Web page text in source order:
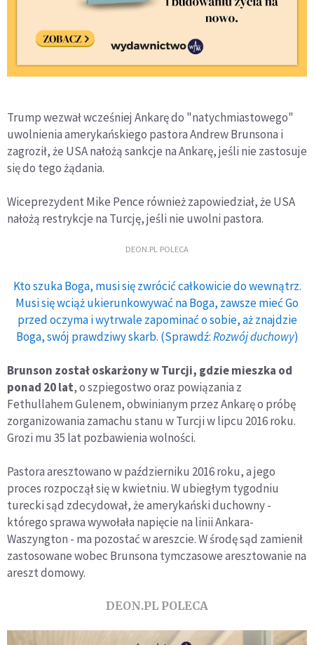
Trump wezwał wcześniej Ankarę do "natychmiastowego"
uwolnienia amerykańskiego pastora Andrew Brunsona i
zagroził, że USA nałożą sankcje na Ankarę, jeśli nie zastosuje
się do tego żądania.
Wiceprezydent Mike Pence również zapowiedział, że USA
nałożą restrykcje na Turcję, jeśli nie uwolni pastora.
DEON.PL POLECA
Kto szuka Boga, musi się zwrócić całkowicie do wewnątrz.
Musi się wciąż ukierunkowywać na Boga, zawsze mieć Go
przed oczyma i wytrwale zapominać o sobie, aż znajdzie
Boga, swój prawdziwy skarb. (Sprawdź:Rozwój duchowy)
Brunson został oskarżony w Turcji, gdzie mieszka od
ponad 20 lat, o szpiegostwo oraz powiązania z
Fethullahem Gulenem, obwinianym przez Ankarę o próbę
zorganizowania zamachu stanu w Turcji w lipcu 2016 roku.
Grozi mu 35 lat pozbawienia wolności.
Pastora aresztowano w październiku 2016 roku, a jego
proces rozpoczął się w kwietniu. W ubiegłym tygodniu
turecki sąd zdecydował, że amerykański duchowny -
którego sprawa wywołała napięcie na linii Ankara-
Waszyngton - ma pozostać w areszcie. W środę sąd zamienił
zastosowane wobec Brunsona tymczasowe aresztowanie na
areszt domowy.
DEON.PL POLECA